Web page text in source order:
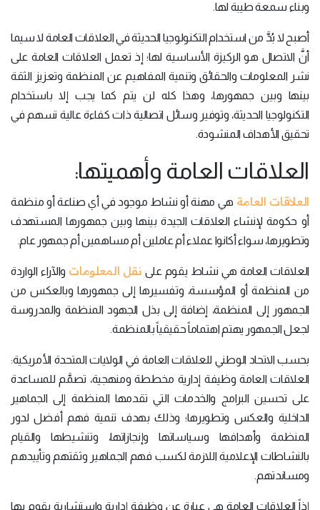
وبناء سمعة طيبة لها.
أصبح لا بُدَّ من استخدام التكنولوجيا الحديثة في العلاقات العامة لا سيما
أنَّ الاتصال هو الركيزة الأساسية لها؛ إذ تعمل العلاقات العامة على
نشر المعلومات والحقائق وتنمية المفاهيم عن المنظمة وتعزيز الثقة
بينها وبين جمهورها، وهذا كله لن يتم كما يجب إلا باستخدام
التكنولوجيا الحديثة، وتوفير وسائل اتصالية ذات كفاءة عالية تسهم في
تحقيق الأهداف المنشودة.
العلاقات العامة وأهميتها:
العلاقات العامة هي مهنة أو نشاط موجود في أي صناعة أو منظمة
أو حكومة لإنشاء العلاقات الجيدة بينها وبين جمهورها المستهدف
وتطويرها، سواء أكانوا عملاء أم عاملين أم مساهمين أم جمهور عام.
العلاقات العامة هي نشاط يقوم على نقل المعلومات والآراء الواردة
من المنظمة أو المؤسسة، وتفسيرها إلى جمهورها وبالعكس من
الجمهور إلى المنظمة، إضافة إلى بذل الجهود المنظمة والمدروسة
لجعل الجمهور يهتم اهتماماً حقيقياً بالمنظمة.
بحسب الاتحاد الوطني للعلاقات العامة في الولايات المتحدة الأمريكية:
العلاقات العامة وظيفة إدارية مخططة ومنهجية، تصمَّم للمساعدة
على تحسين البرامج والخدمات التي تقدمها المنظمة إلى الجماهير
الداخلية والعكس وتطويرها؛ وذلك بهدف تنمية فهم أفضل لدور
المنظمة وأهدافها وسياساتها وإنجازاتها، وتنشيطها والقيام
بالنشاطات الإعلامية اللازمة لكسب فهم الجماهير وثقتهم وتأييدهم
ومساندتهم.
إذاً العلاقات العامة هي عبارة عن وظيفة إدارية واستشارية يقوم بها